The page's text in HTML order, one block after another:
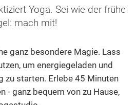
Yoga. Sei wie der frühe
mach mit!
ganz besondere Magie. Lass
um energiegeladen und
zu starten. Erlebe 45 Minuten
- ganz bequem von zu Hause,